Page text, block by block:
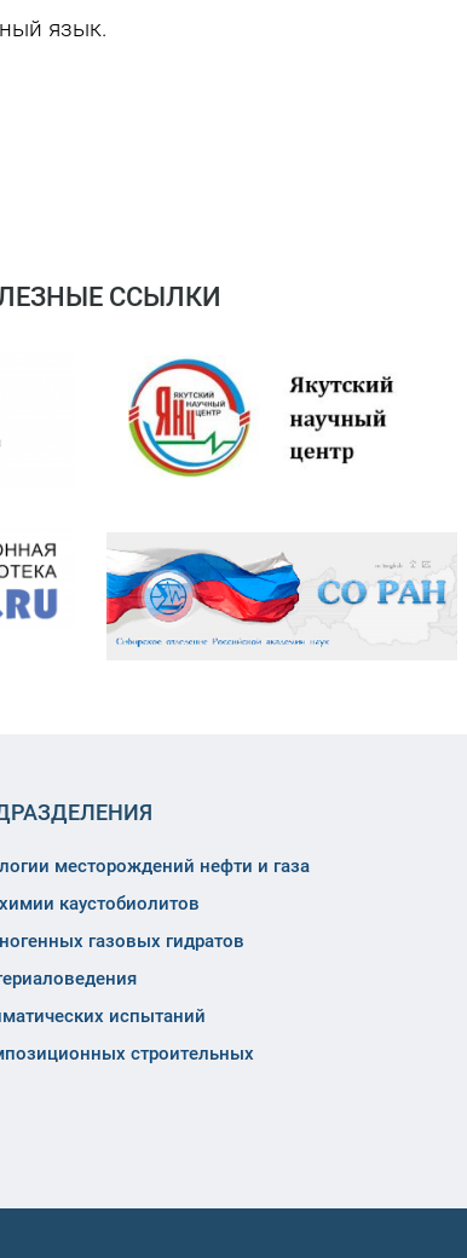
язык.
ССЫЛКИ
месторождений нефти и газа
каустобиолитов
газовых гидратов
испытаний
строительных